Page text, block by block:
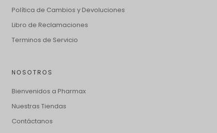
Política de Cambios y Devoluciones
Libro de Reclamaciones
Terminos de Servicio
NOSOTROS
Bienvenidos a Pharmax
Nuestras Tiendas
Contáctanos